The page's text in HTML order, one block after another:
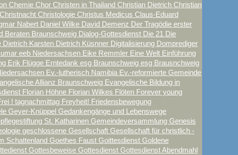
Chemie Chor Christen in Thailand Christian Dietrich Christian
Christnacht Christologie Christus Medicus Claus-Eduard
Nabert Daniel Wilke David Demenz Der Tragödie erster
Beraten Braunschweig Dialog-Gottesdienst Die 21 Die
Dietrich Karsten Dietrich Küsnner Digitalisierung Domprediger
eeb Niedersachsen Eike Remmler Eine Welt Einführung
Erik Flügge Erntedank esg Braunschweig esg Brausnchweig
Ev.-lutherisch Namibia Ev.-reformierte Gemeinde
Allianz Braunschweig Evangelische Bildung in
Florian Höhne Florian Wilkes Flöten Forever young
! tagnachmittag Freyheit! Friedensbewegung
Geyer-Knüppel Gedankengänge und Lebenswege
St. Katharinen Gemeindeversammlung Genesis
geschlossene Gesellschaft Gesellschaft für christlich -
Schattenland Goethes Faust Goittesdienst Goldene
Gottesbeweise Gottesdienst Gottesdienst Abendmahl